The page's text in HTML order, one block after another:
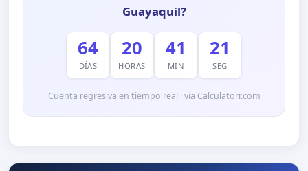
Guayaquil?
64
DÍAS
20
HORAS
41
MIN
19
SEG
Cuenta regresiva en tiempo real · vía Calculatorr.com